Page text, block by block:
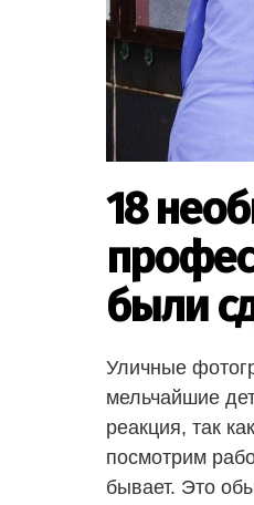
18
были
Уличные
мельчайшие
реакция, так
посмотрим
бывает. Это